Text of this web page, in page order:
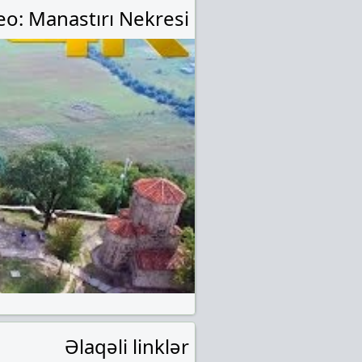
Manastırı Nekresi
Əlaqəli linklər